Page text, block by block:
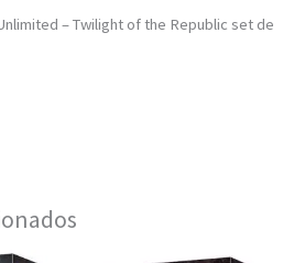
– Twilight of the Republic set de